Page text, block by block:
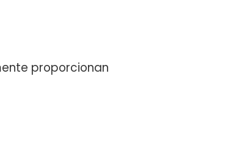
proporcionan